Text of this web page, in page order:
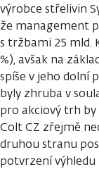
výrobce střelivin
že management
s tržbami 25 mld.
%), avšak na
spíše v jeho dolní
byly zhruba v
pro akciový trh
Colt CZ zřejmě
druhou stranu
potvrzení